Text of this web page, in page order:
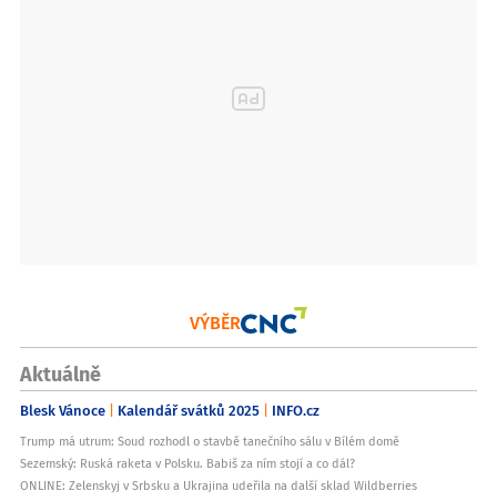
VÝBĚR
Aktuálně
Blesk Vánoce Kalendář svátků 2025 INFO.cz
Trump má utrum: Soud rozhodl o stavbě tanečního sálu v Bílém domě
Sezemský: Ruská raketa v Polsku. Babiš za ním stojí a co dál?
ONLINE: Zelenskyj v Srbsku a Ukrajina udeřila na další sklad Wildberries